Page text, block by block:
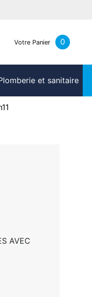
Votre Panier 0
et sanitaire
AVEC